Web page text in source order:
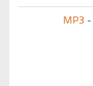
-
MP3